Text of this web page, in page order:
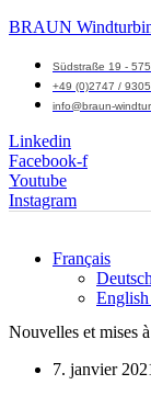
BRAUN
Südstraße 19 -
+49 (0)2747 /
info@braun-
Linkedin
Facebook-f
Youtube
Instagram
Français
Deutsch
English
Nouvelles et mises
7. janvier